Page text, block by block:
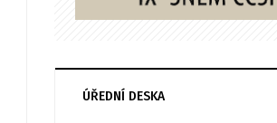
ÚŘEDNÍ DESKA